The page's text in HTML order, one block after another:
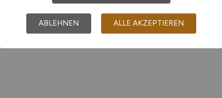
ABLEHNEN ALLE AKZEPTIEREN